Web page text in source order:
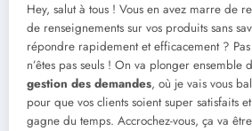
Hey, salut à tous ! Vous en avez marre de
de renseignements sur vos produits sans
répondre rapidement et efficacement ?
n’êtes pas seuls ! On va plonger ensemble
gestion des demandes, où je vais vous
pour que vos clients soient super satisfaits
gagne du temps. Accrochez-vous, ça va